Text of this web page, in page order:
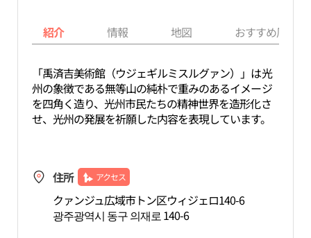
紹介 情報 地図 おすすめ周辺
「禹済吉美術館（ウジェギルミスルグァン）」は光
州の象徴である無等山の純朴で重みのあるイメージ
を四角く造り、光州市民たちの精神世界を造形化さ
せ、光州の発展を祈願した内容を表現しています。
住所 アクセス
クァンジュ広域市トン区ウィジェロ140-6
광주광역시 동구 의재로 140-6